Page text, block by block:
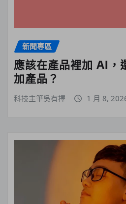
新聞專區
應該在產品裡加 AI，
加產品？
科技主筆吳有擇 1 月 8,